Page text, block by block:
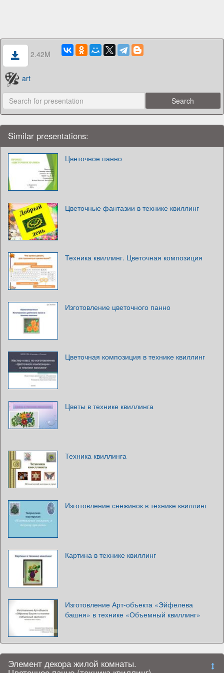
2.42M
art
Similar presentations:
Цветочное панно
Цветочные фантазии в технике квиллинг
Техника квиллинг. Цветочная композиция
Изготовление цветочного панно
Цветочная композиция в технике квиллинг
Цветы в технике квиллинга
Техника квиллинга
Изготовление снежинок в технике квиллинг
Картина в технике квиллинг
Изготовление Арт-объекта «Эйфелева
башня» в технике «Объемный квиллинг»
Элемент декора жилой комнаты.